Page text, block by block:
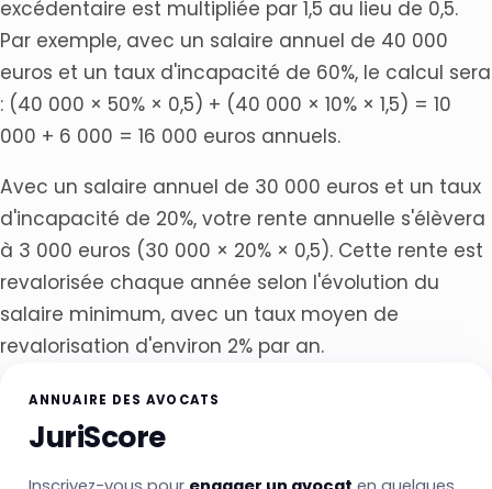
excédentaire est multipliée par 1,5 au lieu de 0,5.
Par exemple, avec un salaire annuel de 40 000
euros et un taux d'incapacité de 60%, le calcul sera
: (40 000 × 50% × 0,5) + (40 000 × 10% × 1,5) = 10
000 + 6 000 = 16 000 euros annuels.
Avec un salaire annuel de 30 000 euros et un taux
d'incapacité de 20%, votre rente annuelle s'élèvera
à 3 000 euros (30 000 × 20% × 0,5). Cette rente est
revalorisée chaque année selon l'évolution du
salaire minimum, avec un taux moyen de
revalorisation d'environ 2% par an.
ANNUAIRE DES AVOCATS
JuriScore